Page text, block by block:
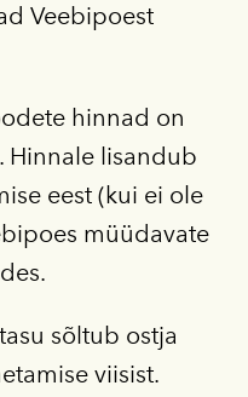
Veebipoest
hinnad on
lisandub
eest (kui ei ole
müüdavate
sõltub ostja
viisist.